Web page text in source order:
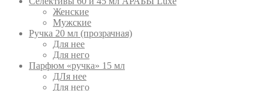
Женские
Мужские
Ручка 20 мл (прозрачная)
Для нее
Для него
Парфюм «ручка» 15 мл
ДЛя нее
Для него